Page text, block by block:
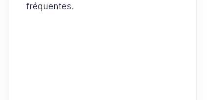
fréquentes.